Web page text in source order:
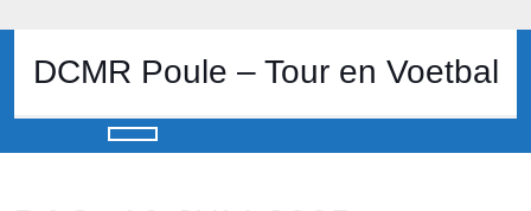
to
contentDCMR Poule – Tour en Voetbal
Button